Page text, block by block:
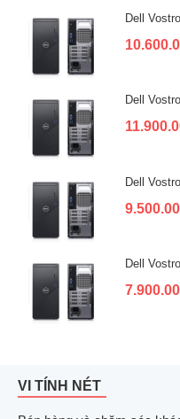
Dell
Dell
Dell
Dell
VI TÍNH NÉT